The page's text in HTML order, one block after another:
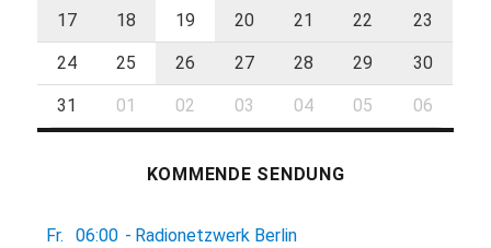
17 18 19 20 21 22 23
24 25 26 27 28 29 30
31 01 02 03 04 05 06
KOMMENDE SENDUNG
Fr. 06:00 - Radionetzwerk Berlin